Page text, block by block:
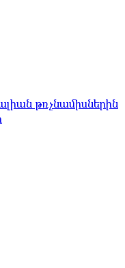
թռչնամիսներին